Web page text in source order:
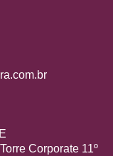
Corporate 11º